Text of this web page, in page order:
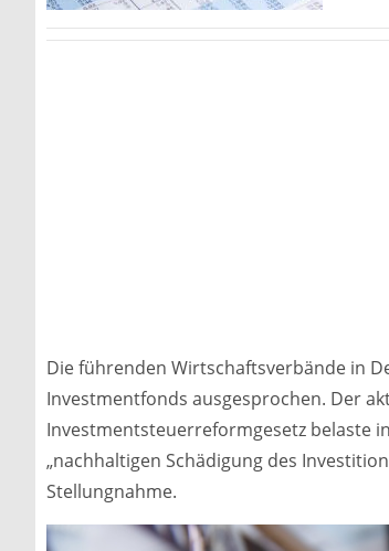
Die führenden Wirtschaftsverbände in
Investmentfonds ausgesprochen. Der
Investmentsteuerreformgesetz belaste
„nachhaltigen Schädigung des
Stellungnahme.